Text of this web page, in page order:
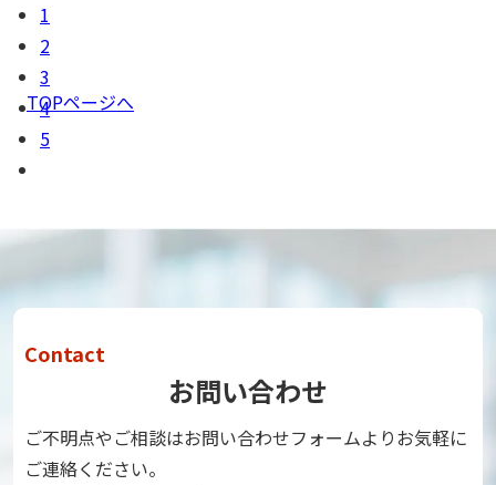
1
2
3
4
5
TOPページへ
Contact
お問い合わせ
ご不明点やご相談はお問い合わせフォームよりお気軽に
ご連絡ください。